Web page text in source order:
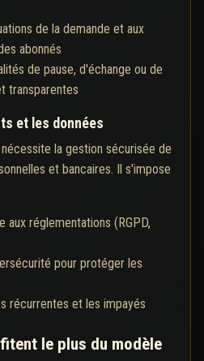
de la demande et aux
abonnés
de pause, d'échange ou de
transparentes
et les données
la gestion sécurisée de
et bancaires. Il s'impose
aux réglementations (RGPD,
pour protéger les
récurrentes et les impayés
le plus du modèle